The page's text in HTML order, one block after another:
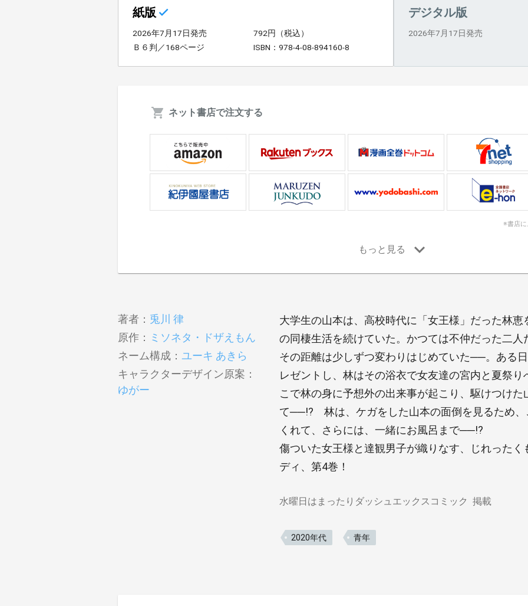
紙版
2026年7月17日発売
792円（税込）
Ｂ６判／168ページ
ISBN：978-4-08-894160-8
デジタル版
2026年7月17日発売
ネット書店で注文する
※書店に
著者： 兎川 律
原作： ミソネタ・ドザえもん
ネーム構成： ユーキ あきら
キャラクターデザイン原案：
ゆがー
大学生の山本は、高校時代に「女王様」だった林
の同棲生活を続けていた。かつては不仲だった二
その距離は少しずつ変わりはじめていた──。ある
レゼントし、林はその浴衣で女友達の宮内と夏祭
こで林の身に予想外の出来事が起こり、駆けつけ
て──!? 林は、ケガをした山本の面倒を見るため、
くれて、さらには、一緒にお風呂まで──!?
傷ついた女王様と達観男子が織りなす、じれった
ディ、第4巻！
水曜日はまったりダッシュエックスコミック 掲載
2020年代 青年